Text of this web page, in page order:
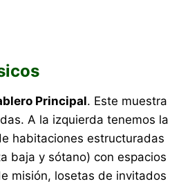
Principal. Este muestra
A la izquierda tenemos la
habitaciones estructuradas
baja y sótano) con espacios
misión, losetas de invitados